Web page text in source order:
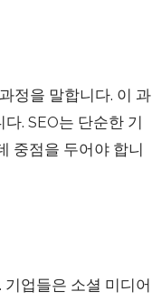
정을 말합니다. 이 과
. SEO는 단순한 기
중점을 두어야 합니
업들은 소셜 미디어